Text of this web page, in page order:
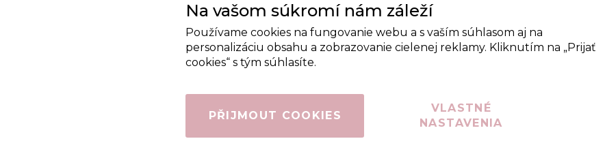
Na vašom súkromí nám záleží
Používame cookies na fungovanie webu a s vaším súhlasom aj na
personalizáciu obsahu a zobrazovanie cielenej reklamy. Kliknutím na „Prijať
cookies“ s tým súhlasíte.
PŘIJMOUT COOKIES
VLASTNÉ
NASTAVENIA